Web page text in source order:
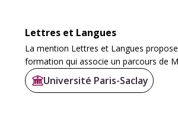
Lettres et Langues
La mention Lettres et Langues
formation qui associe un parcours de
Professionnel et deux parcours de
de deux universités membres de
Université Paris-Saclay